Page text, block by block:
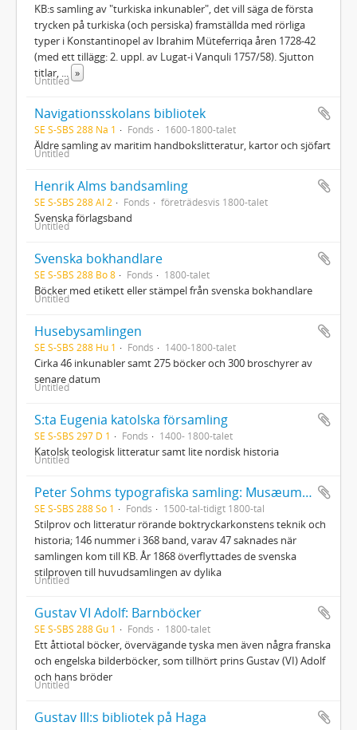
KB:s samling av "turkiska inkunabler", det vill säga de första
trycken på turkiska (och persiska) framställda med rörliga
typer i Konstantinopel av Ibrahim Müteferriqa åren 1728-42
(med ett tillägg: 2. uppl. av Lugat-i Vanquli 1757/58). Sjutton
titlar,
»
Untitled
Navigationsskolans bibliotek
SE S-SBS 288 Na 1 Fonds 1600-1800-talet
Äldre samling av maritim handbokslitteratur, kartor och sjöfart
Untitled
Henrik Alms bandsamling
SE S-SBS 288 Al 2 Fonds företrädesvis 1800-talet
Svenska förlagsband
Untitled
Svenska bokhandlare
SE S-SBS 288 Bo 8 Fonds 1800-talet
Böcker med etikett eller stämpel från svenska bokhandlare
Untitled
Husebysamlingen
SE S-SBS 288 Hu 1 Fonds 1400-1800-talet
Cirka 46 inkunabler samt 275 böcker och 300 broschyrer av
senare datum
Untitled
S:ta Eugenia katolska församling
SE S-SBS 297 D 1 Fonds 1400- 1800-talet
Katolsk teologisk litteratur samt lite nordisk historia
Untitled
Peter Sohms typografiska samling: Musæum typographicum Sohmianum
SE S-SBS 288 So 1 Fonds 1500-tal-tidigt 1800-tal
Stilprov och litteratur rörande boktryckarkonstens teknik och
historia; 146 nummer i 368 band, varav 47 saknades när
samlingen kom till KB. År 1868 överflyttades de svenska
stilproven till huvudsamlingen av dylika
Untitled
Gustav VI Adolf: Barnböcker
SE S-SBS 288 Gu 1 Fonds 1800-talet
Ett åttiotal böcker, övervägande tyska men även några franska
och engelska bilderböcker, som tillhört prins Gustav (VI) Adolf
och hans bröder
Untitled
Gustav III:s bibliotek på Haga